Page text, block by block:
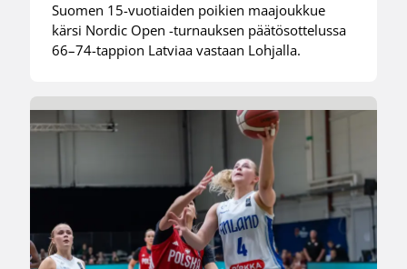
Suomen 15-vuotiaiden poikien maajoukkue
kärsi Nordic Open -turnauksen päätösottelussa
66–74-tappion Latviaa vastaan Lohjalla.